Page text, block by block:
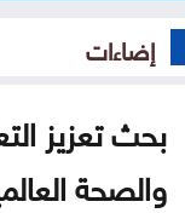
إضاءات
بحث تعزيز
والصحة